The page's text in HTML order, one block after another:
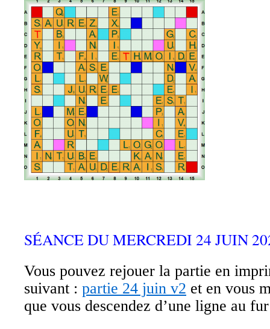
SÉANCE DU MERCREDI 24 JUIN
Vous pouvez rejouer la partie en
suivant : partie 24 juin v2 et en vous
que vous descendez d’une ligne au